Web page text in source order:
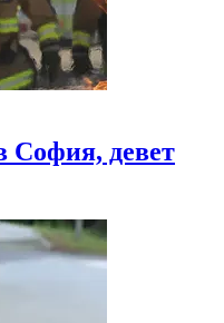
София, девет